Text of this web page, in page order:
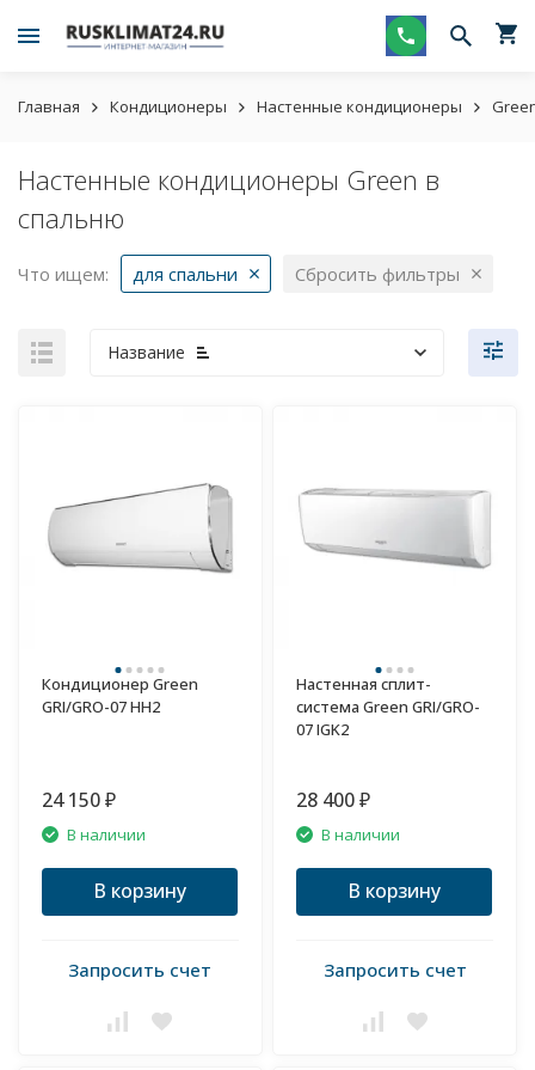
Главная Кондиционеры Настенные кондиционеры
Настенные кондиционеры Green в
спальню
Что ищем: для спальни Сбросить фильтры
Название
Кондиционер Green
GRI/GRO-07 HH2
24 150 ₽
В наличии
В корзину
Запросить счет
Настенная сплит-
система Green GRI/GRO-
07 IGK2
28 400 ₽
В наличии
В корзину
Запросить счет